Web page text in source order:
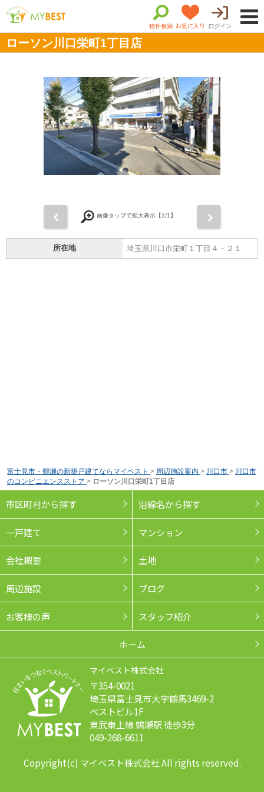
物件検索 お気に入り ログイン
ローソン川口栄町1丁目店
画像タップで拡大表示【1/1】
所在地 埼玉県川口市栄町１丁目４－２１
富士見市・鶴瀬の新築戸建てならマイベスト > 周辺施設案内 > 川口市 > 川口市
のコンビニエンスストア > ローソン川口栄町1丁目店
市区町村から探す 沿線名から探す
一戸建て マンション
会社概要 土地
周辺施設 ブログ
お客様の声 スタッフ紹介
ホーム
マイベスト株式会社
〒354-0021
埼玉県富士見市大字鶴馬3469-2
ベストビル1F
東武東上線 鶴瀬駅 徒歩3分
049-268-6611
Copyright(c) マイベスト株式会社 All rights reserved.